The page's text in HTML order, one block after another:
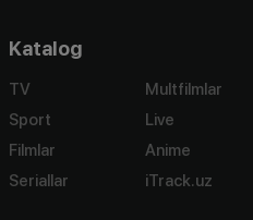
Katalog
TV
Sport
Filmlar
Seriallar
Multfilmlar
Live
Anime
iTrack.uz